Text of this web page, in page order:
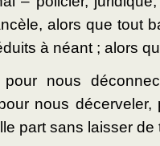
alors que tout
à néant ; alors
nous
nous
part sans laisser de